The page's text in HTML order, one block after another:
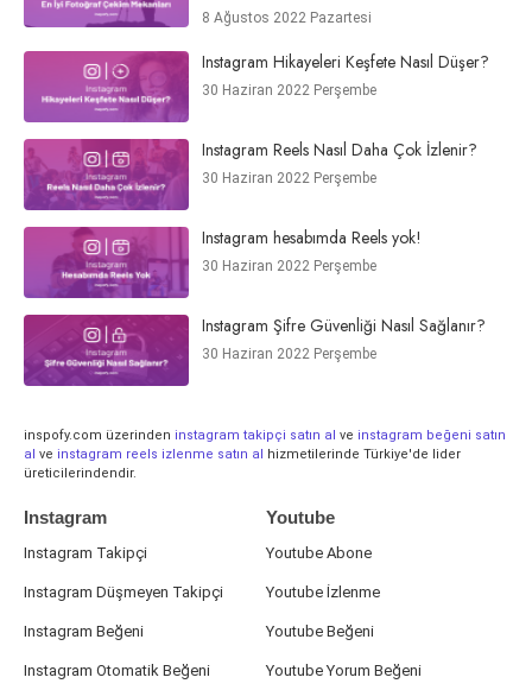
8 Ağustos 2022 Pazartesi
Instagram Hikayeleri Keşfete Nasıl Düşer?
30 Haziran 2022 Perşembe
Instagram Reels Nasıl Daha Çok İzlenir?
30 Haziran 2022 Perşembe
Instagram hesabımda Reels yok!
30 Haziran 2022 Perşembe
Instagram Şifre Güvenliği Nasıl Sağlanır?
30 Haziran 2022 Perşembe
inspofy.com üzerinden instagram takipçi satın al ve instagram beğeni satın
al ve instagram reels izlenme satın al hizmetilerinde Türkiye'de lider
üreticilerindendir.
Instagram
Instagram Takipçi
Instagram Düşmeyen Takipçi
Instagram Beğeni
Instagram Otomatik Beğeni
Youtube
Youtube Abone
Youtube İzlenme
Youtube Beğeni
Youtube Yorum Beğeni